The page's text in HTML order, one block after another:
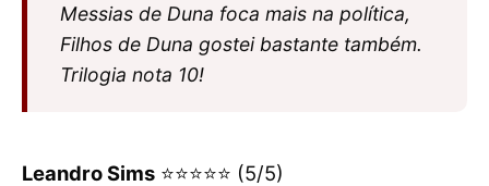
Messias de Duna foca mais na política,
Filhos de Duna gostei bastante também.
Trilogia nota 10!
Leandro Sims ⭐⭐⭐⭐⭐ (5/5)